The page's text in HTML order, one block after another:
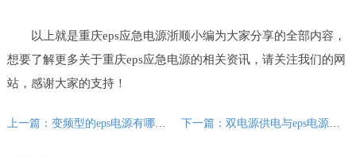
以上就是重庆eps应急电源浙顺小编为大家分享的全部内容，
想要了解更多关于重庆eps应急电源的相关资讯，请关注我们的网
站，感谢大家的支持！
上一篇：变频型的eps电源有哪些优势？